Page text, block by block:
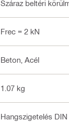
Száraz beltéri
Frec = 2 kN
Beton, Acél
1.07 kg
Hangszigetelés